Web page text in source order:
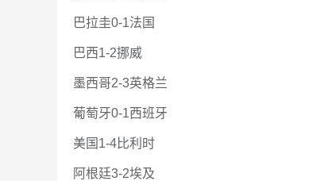
巴拉圭0-1法国
巴西1-2挪威
墨西哥2-3英格兰
葡萄牙0-1西班牙
美国1-4比利时
阿根廷3-2埃及